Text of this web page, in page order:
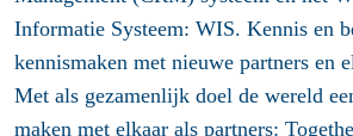
Informatie Systeem: WIS. Kennis en
kennismaken met nieuwe partners en
Met als gezamenlijk doel de wereld
maken met elkaar als partners: